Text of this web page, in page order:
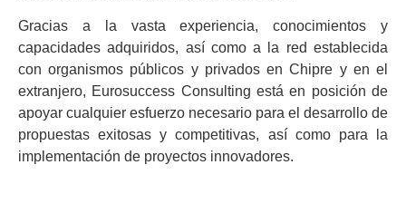
Gracias a la vasta experiencia, conocimientos y
capacidades adquiridos, así como a la red establecida
con organismos públicos y privados en Chipre y en el
extranjero, Eurosuccess Consulting está en posición de
apoyar cualquier esfuerzo necesario para el desarrollo de
propuestas exitosas y competitivas, así como para la
implementación de proyectos innovadores.